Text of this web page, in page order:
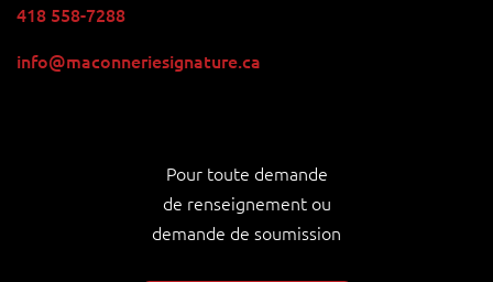
418 558-7288
info@maconneriesignature.ca
Pour toute demande
de renseignement ou
demande de soumission